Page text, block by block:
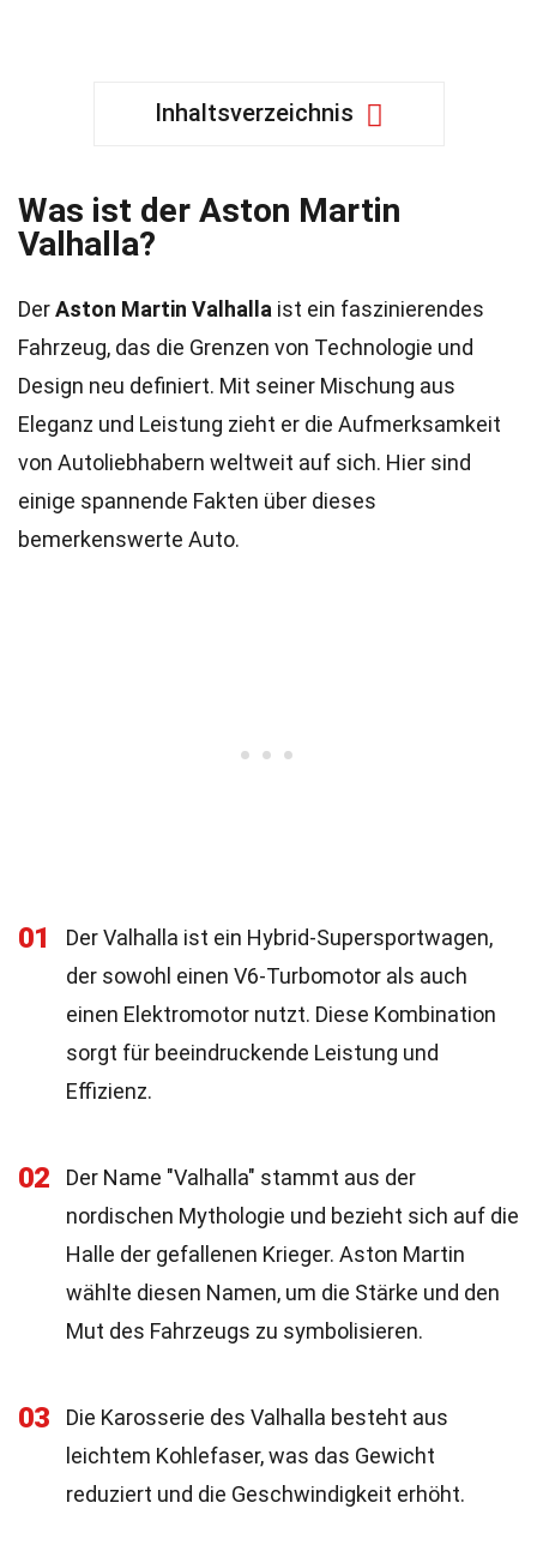
Inhaltsverzeichnis
Was ist der Aston Martin
Valhalla?
DerAston Martin Valhalla ist ein faszinierendes
Fahrzeug, das die Grenzen von Technologie und
Design neu definiert. Mit seiner Mischung aus
Eleganz und Leistung zieht er die Aufmerksamkeit
von Autoliebhabern weltweit auf sich. Hier sind
einige spannende Fakten über dieses
bemerkenswerte Auto.
01
Der Valhalla ist ein Hybrid-Supersportwagen,
der sowohl einen V6-Turbomotor als auch
einen Elektromotor nutzt. Diese Kombination
sorgt für beeindruckende Leistung und
Effizienz.
02
Der Name "Valhalla" stammt aus der
nordischen Mythologie und bezieht sich auf die
Halle der gefallenen Krieger. Aston Martin
wählte diesen Namen, um die Stärke und den
Mut des Fahrzeugs zu symbolisieren.
03
Die Karosserie des Valhalla besteht aus
leichtem Kohlefaser, was das Gewicht
reduziert und die Geschwindigkeit erhöht.